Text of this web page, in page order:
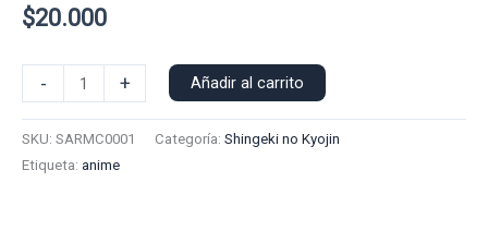
$20.000
-
Capucha
+ Añadir al carrito
SKU: SARMC0001 Categoría: Shingeki no Kyojin
Etiqueta: anime